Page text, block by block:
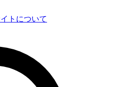
トについて